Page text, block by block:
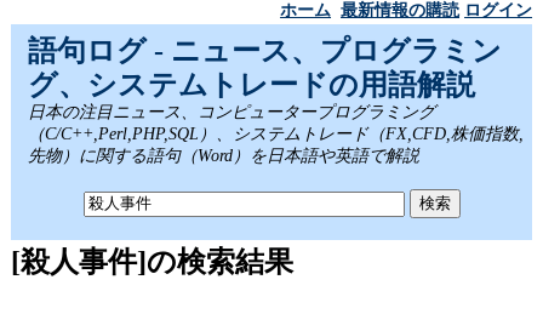
ホーム 最新情報の購読 ログイン
語句ログ - ニュース、プログラミン
グ、システムトレードの用語解説
日本の注目ニュース、コンピュータープログラミング
（C/C++,Perl,PHP,SQL）、システムトレード（FX,CFD,株価指数,
先物）に関する語句（Word）を日本語や英語で解説
[殺人事件]の検索結果